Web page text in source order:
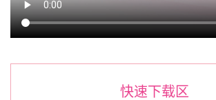
快速下载区